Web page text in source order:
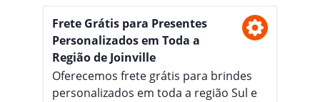
Frete Grátis para Presentes
Personalizados em Toda a
Região de Joinville
Oferecemos frete grátis para brindes
personalizados em toda a região Sul e